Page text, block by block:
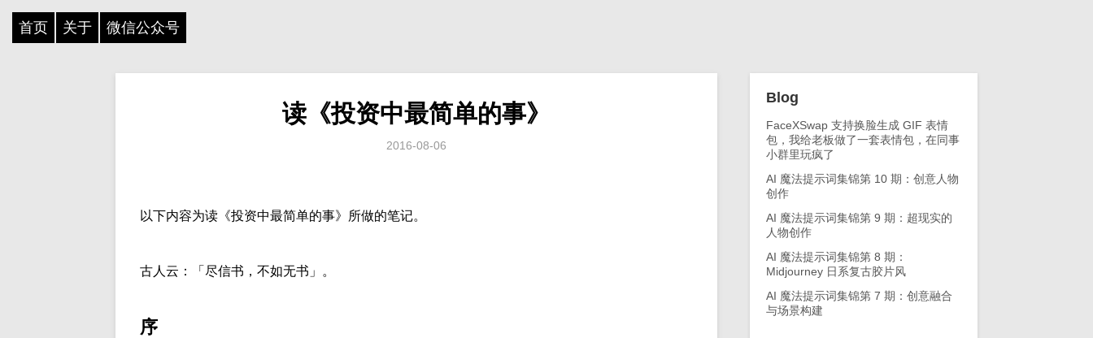
首页 关于 微信公众号
读《投资中最简单的事》
2016-08-06
以下内容为读《投资中最简单的事》所做的笔记。
古人云：「尽信书，不如无书」。
序
Blog
FaceXSwap 支持换脸生成 GIF 表情
包，我给老板做了一套表情包，在同事
小群里玩疯了
AI 魔法提示词集锦第 10 期：创意人物
创作
AI 魔法提示词集锦第 9 期：超现实的
人物创作
AI 魔法提示词集锦第 8 期：
Midjourney 日系复古胶片风
AI 魔法提示词集锦第 7 期：创意融合
与场景构建